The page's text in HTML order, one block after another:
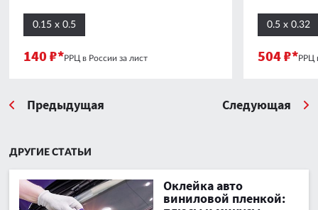
ДРУГИЕ СТАТЬИ
Оклейка авто
виниловой пленкой:
0.15 x 0.5
140 ₽*РРЦ в России за лист
0.5 х 0.32
504 ₽*РРЦ
Предыдущая Следующая